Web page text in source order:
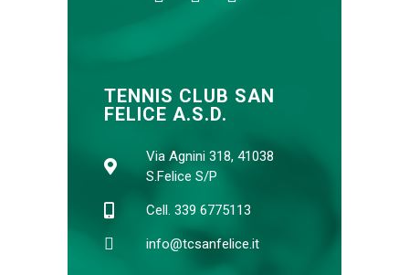
TENNIS CLUB SAN
FELICE A.S.D.
Via Agnini 318, 41038
S.Felice S/P
Cell. 339 6775113
info@tcsanfelice.it